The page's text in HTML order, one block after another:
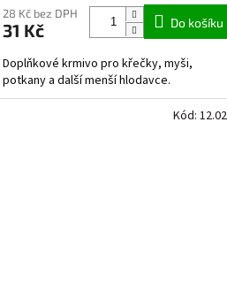
produktu
je
z
5
hvězdiček.
28 Kč bez DPH
31 Kč Do košíku
Doplňkové krmivo pro křečky, myši,
potkany a další menší hlodavce.
Kód: